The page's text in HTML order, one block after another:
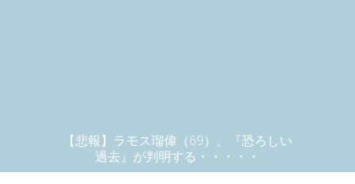
【悲報】ラモス瑠偉（69）、『恐ろしい
過去』が判明する・・・・・